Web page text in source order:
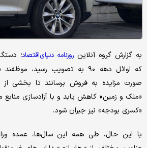
به گزارش گروه آنلاین روزنامه دنیای‌اقتصاد؛
که اوائل دهه ۹۰ به تصویب رسید،
صورت مزایده به فروش برسانند تا بخشی از
«ملک و زمین» کاهش یابد و با آزادسازی
«کسری بودجه» نیز جبران شود.
با این حال، طی همه این سال‌ها، عمده